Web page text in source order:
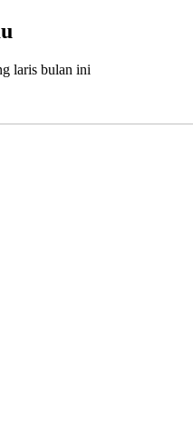
laris bulan ini